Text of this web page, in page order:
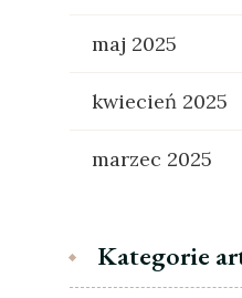
maj 2025
kwiecień 2025
marzec 2025
Kategorie